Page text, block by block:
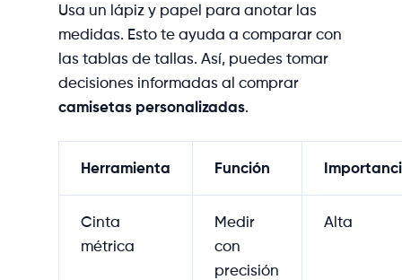
Usa un lápiz y papel para anotar las
medidas. Esto te ayuda a comparar con
las tablas de tallas. Así, puedes tomar
decisiones informadas al comprar
camisetas personalizadas.
Herramienta Función
Cinta
métrica
Medir
con
precisión
Alta